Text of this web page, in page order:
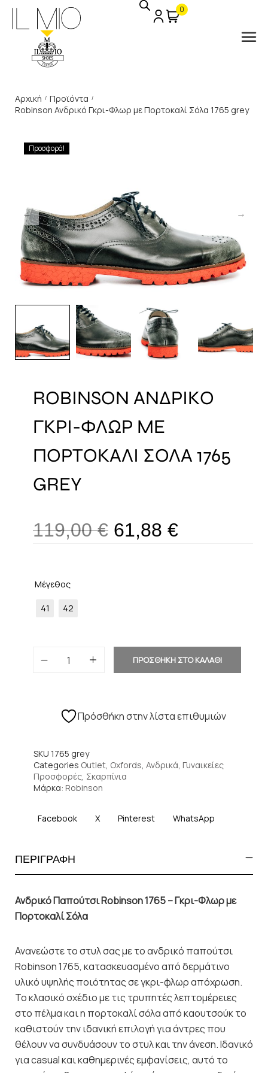
0
Αρχική / Προϊόντα /
Robinson Ανδρικό Γκρι-Φλωρ με Πορτοκαλί Σόλα 1765 grey
Προσφορά!
ROBINSON ΑΝΔΡΙΚΟ
ΓΚΡΙ-ΦΛΩΡ ΜΕ
ΠΟΡΤΟΚΑΛΙ ΣΟΛΑ 1765
GREY
119,00€ 61,88 €
Μέγεθος
41 42
ΠΡΟΣΘΗΚΗ ΣΤΟ ΚΑΛΑΘΙ
Πρόσθήκη στην λίστα επιθυμιών
SKU 1765 grey
Categories Outlet Oxfords Ανδρικά Γυναικείες
Προσφορές Σκαρπίνια
Μάρκα: Robinson
Facebook X Pinterest WhatsApp
ΠΕΡΙΓΡΑΦΗ
Ανδρικό Παπούτσι Robinson 1765 – Γκρι-Φλωρ με
Πορτοκαλί Σόλα
Ανανεώστε το στυλ σας με το ανδρικό παπούτσι
Robinson 1765, κατασκευασμένο από δερμάτινο
υλικό υψηλής ποιότητας σε γκρι-φλωρ απόχρωση.
Το κλασικό σχέδιο με τις τρυπητές λεπτομέρειες
στο πέλμα και η πορτοκαλί σόλα από καουτσούκ το
καθιστούν την ιδανική επιλογή για άντρες που
θέλουν να συνδυάσουν το στυλ και την άνεση. Ιδανικό
για casual και καθημερινές εμφανίσεις, αυτό το